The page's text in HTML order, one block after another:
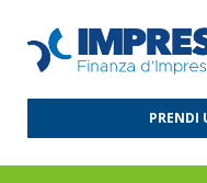
PRENDI